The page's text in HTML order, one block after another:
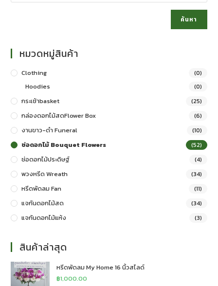
ค้นหา
หมวดหมู่สินค้า
Clothing (0)
Hoodies (0)
กระเช้าbasket (25)
กล่องดอกไม้สดFlower Box (6)
งานขาว-ดำ Funeral (10)
ช่อดอกไม้ Bouquet Flowers (52)
ช่อดอกไม้ประดิษฐ์ (4)
พวงหรีด Wreath (34)
หรีดพัดลม Fan (11)
แจกันดอกไม้สด (34)
แจกันดอกไม้แห้ง (3)
สินค้าล่าสุด
หรีดพัดลม My Home 16 นิ้วสไลด์
฿1,000.00